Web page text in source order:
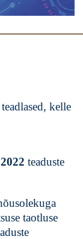
kelle
teaduste
taotluse